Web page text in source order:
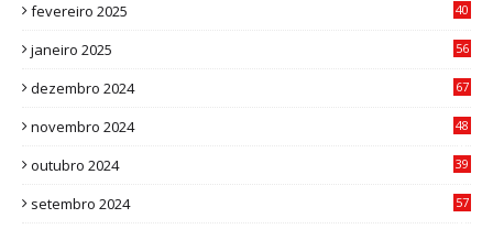
fevereiro 2025
40
janeiro 2025
56
dezembro 2024
67
novembro 2024
48
outubro 2024
39
setembro 2024
57